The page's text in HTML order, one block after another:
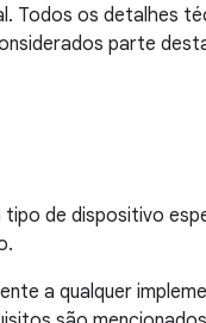
Todos os detalhes
parte
de dispositivo
a qualquer